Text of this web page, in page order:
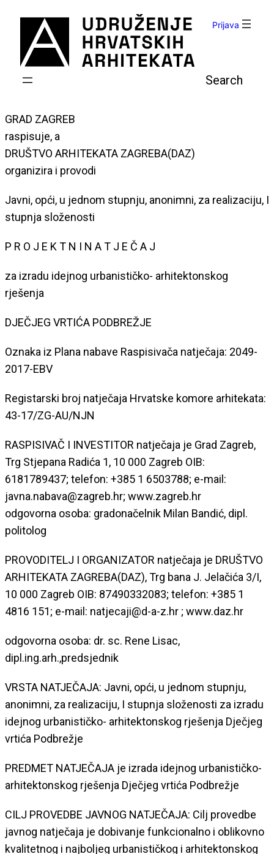
sadržaja
Prijava
GRAD ZAGREB
raspisuje, a
DRUŠTVO ARHITEKATA ZAGREBA(DAZ)
organizira i provodi
Javni, opći, u jednom stupnju, anonimni, za realizaciju, I
stupnja složenosti
P R O J E K T N I N A T J E Č A J
za izradu idejnog urbanističko- arhitektonskog
rješenja
DJEČJEG VRTIĆA PODBREŽJE
Oznaka iz Plana nabave Raspisivača natječaja: 2049-
2017-EBV
Registarski broj natječaja Hrvatske komore arhitekata:
43-17/ZG-AU/NJN
RASPISIVAČ I INVESTITOR natječaja je Grad Zagreb,
Trg Stjepana Radića 1, 10 000 Zagreb OIB:
6181789437; telefon: +385 1 6503788; e-mail:
javna.nabava@zagreb.hr; www.zagreb.hr
odgovorna osoba: gradonačelnik Milan Bandić, dipl.
politolog
PROVODITELJ I ORGANIZATOR natječaja je DRUŠTVO
ARHITEKATA ZAGREBA(DAZ), Trg bana J. Jelačića 3/I,
10 000 Zagreb OIB: 87490332083; telefon: +385 1
4816 151; e-mail: natjecaji@d-a-z.hr ; www.daz.hr
odgovorna osoba: dr. sc. Rene Lisac,
dipl.ing.arh.,predsjednik
VRSTA NATJEČAJA: Javni, opći, u jednom stupnju,
anonimni, za realizaciju, I stupnja složenosti za izradu
idejnog urbanističko- arhitektonskog rješenja Dječjeg
vrtića Podbrežje
PREDMET NATJEČAJA je izrada idejnog urbanističko-
arhitektonskog rješenja Dječjeg vrtića Podbrežje
CILJ PROVEDBE JAVNOG NATJEČAJA: Cilj provedbe
javnog natječaja je dobivanje funkcionalno i oblikovno
kvalitetnog i najboljeg urbanističkog i arhitektonskog